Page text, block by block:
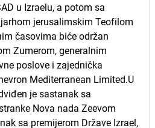
u Izraelu, a potom sa
jerusalimskim Teofilom
časovima biće održan
Zumerom, generalnim
poslove i zajednička
Mediterranean Limited.U
je sastanak sa
Nova nada Zeevom
sa premijerom Države Izrael,